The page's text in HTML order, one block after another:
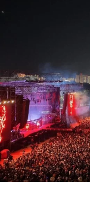
empatía y
La gala incluyó la
pictóricas
musical “Piezas
danza
“Derecho es mi
florecer en suelo
musical “Un